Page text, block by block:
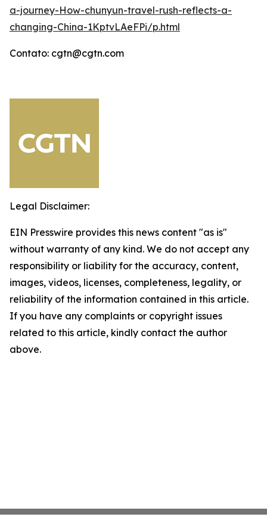
a-journey-How-chunyun-travel-rush-reflects-a-
changing-China-1KptvLAeFPi/p.html
Contato: cgtn@cgtn.com
Legal Disclaimer:
EIN Presswire provides this news content "as is"
without warranty of any kind. We do not accept any
responsibility or liability for the accuracy, content,
images, videos, licenses, completeness, legality, or
reliability of the information contained in this article.
If you have any complaints or copyright issues
related to this article, kindly contact the author
above.